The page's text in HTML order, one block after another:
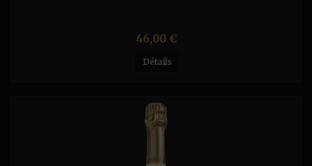
Prix
46,00 €
Détails